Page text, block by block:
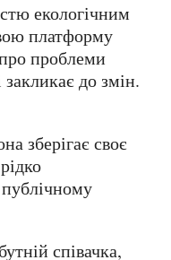
платформу
проблеми
до змін.